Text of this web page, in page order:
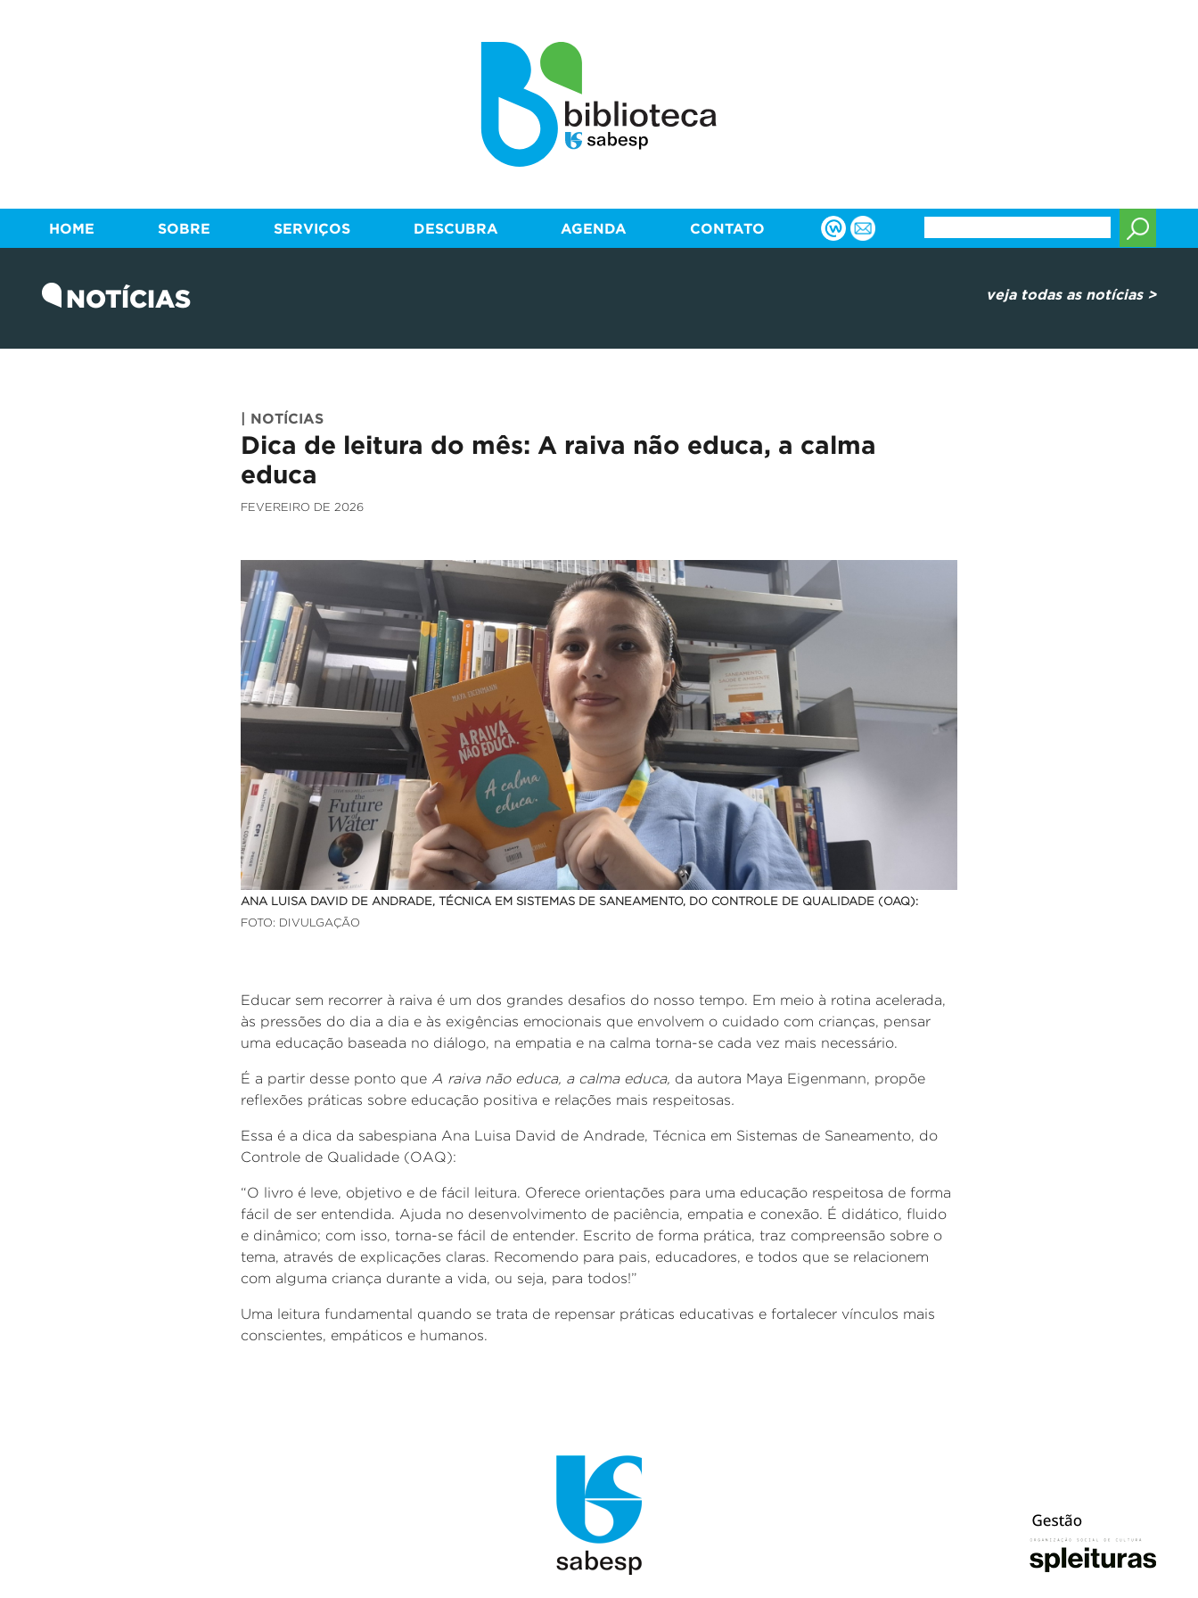
HOME SOBRE SERVIÇOS DESCUBRA AGENDA CONTATO
NOTÍCIAS veja todas as notícias >
| NOTÍCIAS
Dica de leitura do mês: A raiva não educa, a calma
educa
FEVEREIRO DE 2026
ANA LUISA DAVID DE ANDRADE, TÉCNICA EM SISTEMAS DE SANEAMENTO, DO CONTROLE DE QUALIDADE (OAQ):
FOTO: DIVULGAÇÃO
Educar sem recorrer à raiva é um dos grandes desafios do nosso tempo. Em meio à rotina acelerada,
às pressões do dia a dia e às exigências emocionais que envolvem o cuidado com crianças, pensar
uma educação baseada no diálogo, na empatia e na calma torna-se cada vez mais necessário.
É a partir desse ponto que A raiva não educa, a calma educa, da autora Maya Eigenmann, propõe
reflexões práticas sobre educação positiva e relações mais respeitosas.
Essa é a dica da sabespiana Ana Luisa David de Andrade, Técnica em Sistemas de Saneamento, do
Controle de Qualidade (OAQ):
“O livro é leve, objetivo e de fácil leitura. Oferece orientações para uma educação respeitosa de forma
fácil de ser entendida. Ajuda no desenvolvimento de paciência, empatia e conexão. É didático, fluido
e dinâmico; com isso, torna-se fácil de entender. Escrito de forma prática, traz compreensão sobre o
tema, através de explicações claras. Recomendo para pais, educadores, e todos que se relacionem
com alguma criança durante a vida, ou seja, para todos!”
Uma leiturafundamental quando se trata de repensar práticas educativas e fortalecer vínculos mais
conscientes, empáticos e humanos.